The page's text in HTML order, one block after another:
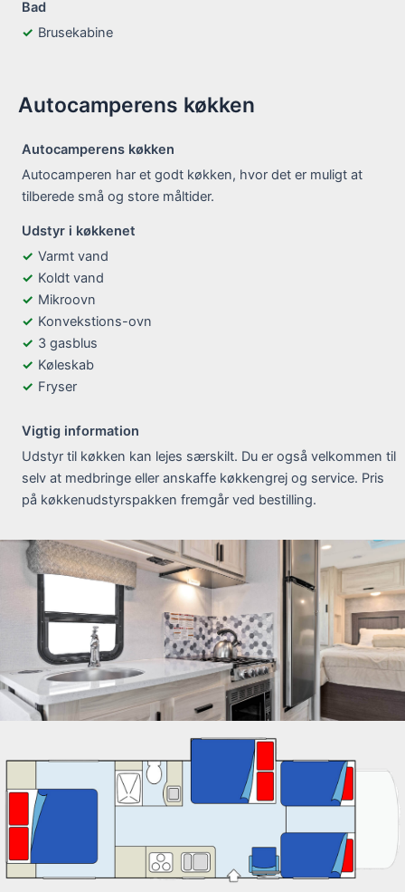
Bad
Brusekabine
Autocamperens køkken
Autocamperens køkken
Autocamperen har et godt køkken, hvor det er muligt at
tilberede små og store måltider.
Udstyr i køkkenet
Varmt vand
Koldt vand
Mikroovn
Konvekstions-ovn
3 gasblus
Køleskab
Fryser
Vigtig information
Udstyr til køkken kan lejes særskilt. Du er også velkommen til
selv at medbringe eller anskaffe køkkengrej og service. Pris
på køkkenudstyrspakken fremgår ved bestilling.